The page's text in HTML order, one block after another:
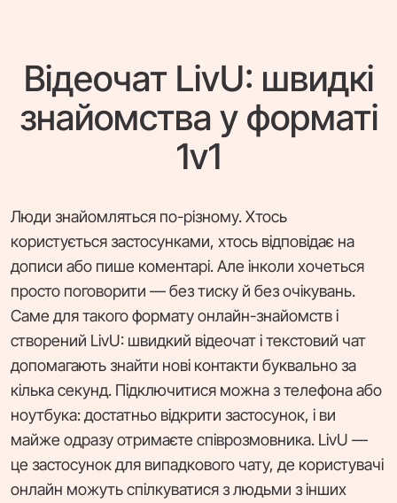
Відеочат LivU: швидкі
знайомства у форматі
1v1
Люди знайомляться по-різному. Хтось
користується застосунками, хтось відповідає на
дописи або пише коментарі. Але інколи хочеться
просто поговорити — без тиску й без очікувань.
Саме для такого формату онлайн-знайомств і
створений LivU: швидкий відеочат і текстовий чат
допомагають знайти нові контакти буквально за
кілька секунд. Підключитися можна з телефона або
ноутбука: достатньо відкрити застосунок, і ви
майже одразу отримаєте співрозмовника. LivU —
це застосунок для випадкового чату, де користувачі
онлайн можуть спілкуватися з людьми з інших